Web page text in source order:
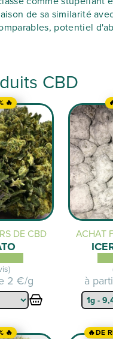
de sa similarité
potentiel
CBD
🔥
DE CBD
2 €/g
ACHAT
à
🔥 🔥DE